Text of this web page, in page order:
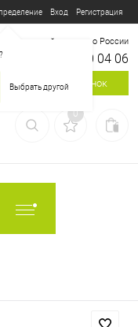
?
Выбрать другой
Вход Регистрация
Бесплатный звонок по России
8 800 700 04 06
Заказать звонок
0